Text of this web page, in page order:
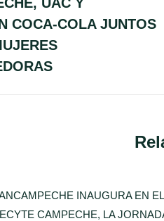
COCA-COLA JUNTOS
INAUGURA EN EL
CAMPECHE, LA